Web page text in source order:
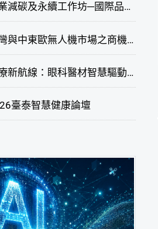
企業減碳及永續工作坊─國際品牌綠色供應鏈永續管理與實務演練(臺北場)
台灣與中東歐無人機市場之商機與挑戰座談會
醫療新航線：眼科醫材智慧驅動，數位醫療落地布局線上研討會
臺泰智慧健康論壇